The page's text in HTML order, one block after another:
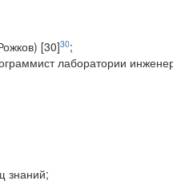
[30]30;
лаборатории
знаний;